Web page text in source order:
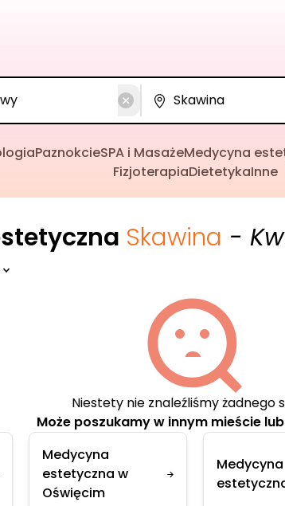
PaznokcieSPA i MasażeMedycyna
FizjoterapiaDietetykaInne
Skawina -
Niestety nie znaleźliśmy żadnego
Może poszukamy w innym mieście
Medycyna
estetyczna w
Oświęcim
Medycyna